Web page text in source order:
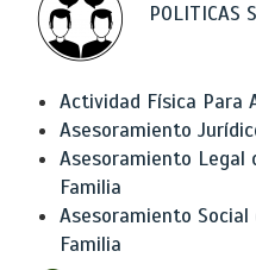
POLITICAS
Actividad Física Para
Asesoramiento
Asesoramiento Legal
Familia
Asesoramiento Social
Familia